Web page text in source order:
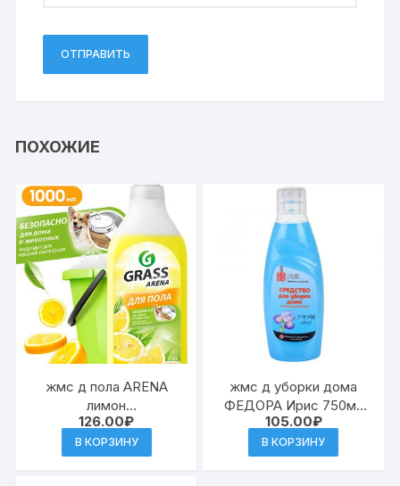
ПОХОЖИЕ
жмс д пола ARENA
лимон
суперконцентрат
1000мл (12) к.125904
126.00₽
В КОРЗИНУ
жмс д уборки дома
ФЕДОРА Ирис 750мл
(12) к.465
105.00₽
В КОРЗИНУ